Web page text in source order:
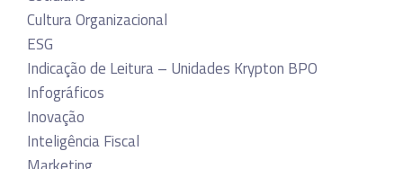
Cultura Organizacional
ESG
Indicação de Leitura – Unidades Krypton BPO
Infográficos
Inovação
Inteligência Fiscal